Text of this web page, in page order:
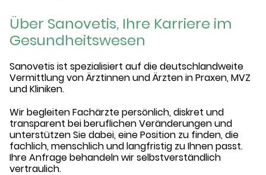
Über Sanovetis, Ihre Karriere im
Gesundheitswesen
Sanovetis ist spezialisiert auf die deutschlandweite
Vermittlung von Ärztinnen und Ärzten in Praxen, MVZ
und Kliniken.
Wir begleiten Fachärzte persönlich, diskret und
transparent bei beruflichen Veränderungen und
unterstützen Sie dabei, eine Position zu finden, die
fachlich, menschlich und langfristig zu Ihnen passt.
Ihre Anfrage behandeln wir selbstverständlich
vertraulich.